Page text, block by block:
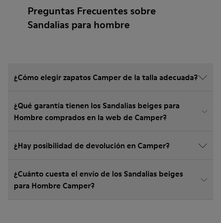
Preguntas Frecuentes sobre
Sandalias para hombre
¿Cómo elegir zapatos Camper de la talla adecuada?
¿Qué garantía tienen los Sandalias beiges para
Hombre comprados en la web de Camper?
¿Hay posibilidad de devolución en Camper?
¿Cuánto cuesta el envío de los Sandalias beiges
para Hombre Camper?